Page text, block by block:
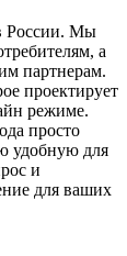
России. Мы
а
партнерам.
проектирует
режиме.
просто
удобную для
и
для ваших